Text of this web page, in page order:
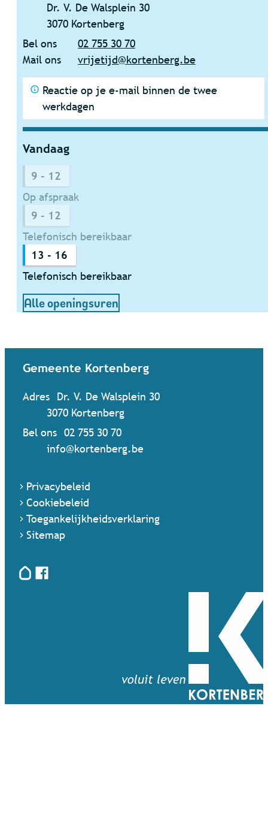
Dr. V. De Walsplein 30
,
3070 Kortenberg
Bel ons
02 755 30 70
Mail ons
vrijetijd@kortenberg.be
Reactie op je e-mail binnen de twee
werkdagen
Vandaag
9 - 12
Op afspraak
9 - 12
Telefonisch bereikbaar
13 - 16
Telefonisch bereikbaar
Alle openingsuren
Gemeente Kortenberg
Adres Dr. V. De Walsplein 30
,
3070 Kortenberg
Bel ons 02 755 30 70
Mail ons
info@kortenberg.be
Privacybeleid
Cookiebeleid
Toegankelijkheidsverklaring
Sitemap
HoplrFacebook